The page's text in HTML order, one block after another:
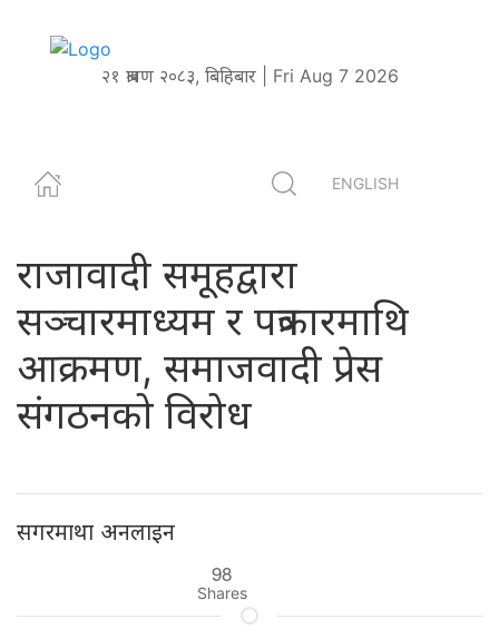
२१ श्रावण २०८३, बिहिबार | Fri Aug 7 2026
ENGLISH
राजावादी समूहद्वारा
सञ्चारमाध्यम र पत्रकारमाथि
आक्रमण, समाजवादी प्रेस
संगठनको विरोध
सगरमाथा अनलाइन
98
Shares